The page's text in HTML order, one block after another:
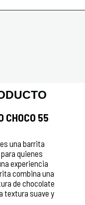
CHOCO 55
es una barrita
quienes
experiencia
combina una
de chocolate
textura suave y